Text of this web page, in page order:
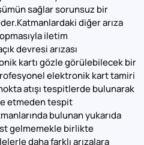
sağlar sorunsuz bir
diğer arıza
iletim
devresi arızası
kartı gözle görülebilecek bir
elektronik kart tamiri
atışı tespitlerde bulunarak
etmeden tespit
bulunan yukarıda
gelmemekle birlikte
daha farklı arızalara